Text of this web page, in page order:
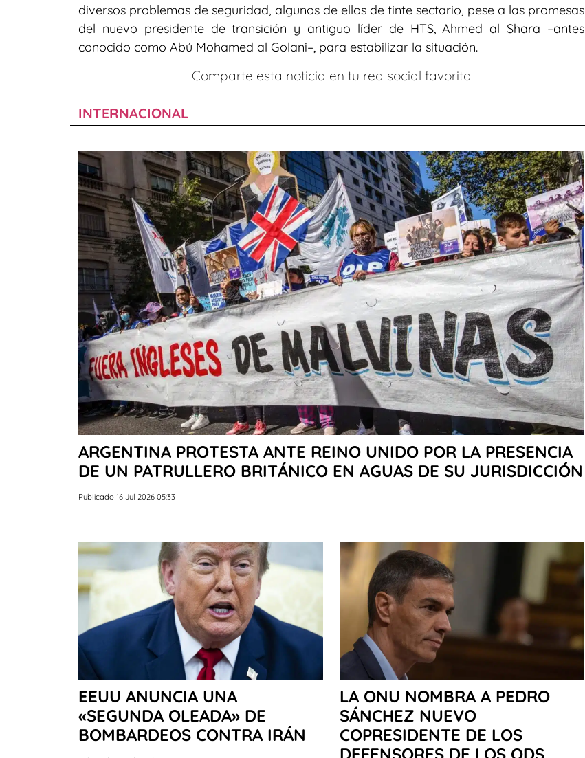
diversos problemas de seguridad, algunos de ellos de tinte sectario, pese a las promesas
del nuevo presidente de transición y antiguo líder de HTS, Ahmed al Shara –antes
conocido como Abú Mohamed al Golani–, para estabilizar la situación.
Comparte esta noticia en tu red social favorita
INTERNACIONAL
ARGENTINA PROTESTA ANTE REINO UNIDO POR LA PRESENCIA
DE UN PATRULLERO BRITÁNICO EN AGUAS DE SU JURISDICCIÓN
Publicado 16 Jul 2026 05:33
EEUU ANUNCIA UNA
«SEGUNDA OLEADA» DE
BOMBARDEOS CONTRA IRÁN
LA ONU NOMBRA A PEDRO
SÁNCHEZ NUEVO
COPRESIDENTE DE LOS